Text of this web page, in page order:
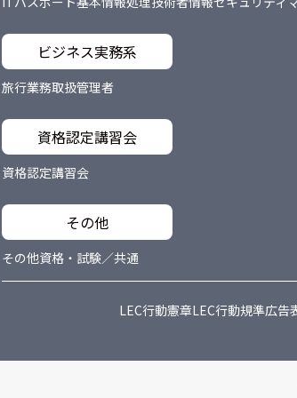
ビジネス実務系
旅行業務取扱管理者
資格認定講習会
資格認定講習会
その他
その他資格・試験／共通
LEC行動憲章LEC行動規準広告